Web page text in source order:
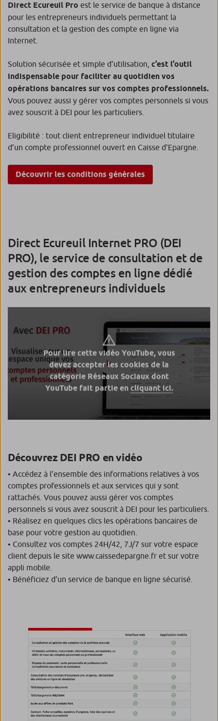
Direct Ecureuil Pro est le service de banque à distance
pour les entrepreneurs individuels permettant la
consultation et la gestion des compte en ligne via
Internet.
Solution sécurisée et simple d’utilisation, c’est l’outil
indispensable pour faciliter au quotidien vos
opérations bancaires sur vos comptes professionnels.
Vous pouvez aussi y gérer vos comptes personnels si vous
avez souscrit à DEI pour les particuliers.
Eligibilité : tout client entrepreneur individuel titulaire
d’un compte professionnel ouvert en Caisse d'Epargne.
Découvrir les conditions générales
Direct Ecureuil Internet PRO (DEI
PRO), le service de consultation et de
gestion des comptes en ligne dédié
aux entrepreneurs individuels
Pour lire cette vidéo YouTube, vous
devez accepter les cookies de la
catégorie Réseaux Sociaux dont
YouTube fait partie en cliquant ici.
Découvrez DEI PRO en vidéo
• Accédez à l’ensemble des informations relatives à vos
comptes professionnels et aux services qui y sont
rattachés. Vous pouvez aussi gérer vos comptes
personnels si vous avez souscrit à DEI pour les particuliers.
• Réalisez en quelques clics les opérations bancaires de
base pour votre gestion au quotidien.
• Consultez vos comptes 24H/42, 7J/7 sur votre espace
client depuis le site www.caissedepargne.fr et sur votre
appli mobile.
• Bénéficiez d’un service de banque en ligne sécurisé.